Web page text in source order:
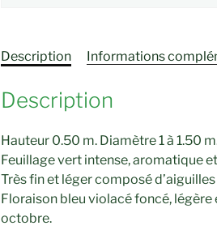
Description Informations
Description
Hauteur 0.50 m. Diamètre 1 à 1.50
Feuillage vert intense, aromatique
Très fin et léger composé
Floraison bleu violacé foncé,
octobre.